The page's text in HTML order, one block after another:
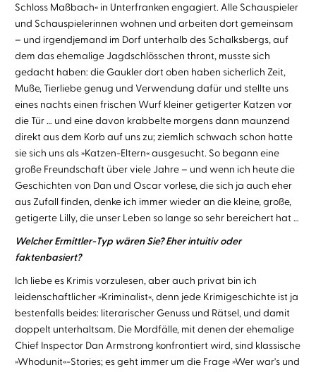
Schloss Maßbach« in Unterfranken engagiert. Alle Schauspieler
und Schauspielerinnen wohnen und arbeiten dort gemeinsam
– und irgendjemand im Dorf unterhalb des Schalksbergs, auf
dem das ehemalige Jagdschlösschen thront, musste sich
gedacht haben: die Gaukler dort oben haben sicherlich Zeit,
Muße, Tierliebe genug und Verwendung dafür und stellte uns
eines nachts einen frischen Wurf kleiner getigerter Katzen vor
die Tür … und eine davon krabbelte morgens dann maunzend
direkt aus dem Korb auf uns zu; ziemlich schwach schon hatte
sie sich uns als »Katzen-Eltern« ausgesucht. So begann eine
große Freundschaft über viele Jahre – und wenn ich heute die
Geschichten von Dan und Oscar vorlese, die sich ja auch eher
aus Zufall finden, denke ich immer wieder an die kleine, große,
getigerte Lilly, die unser Leben so lange so sehr bereichert hat …
Welcher Ermittler-Typ wären Sie? Eher intuitiv oder
faktenbasiert?
Ich liebe es Krimis vorzulesen, aber auch privat bin ich
leidenschaftlicher »Kriminalist«, denn jede Krimigeschichte ist ja
bestenfalls beides: literarischer Genuss und Rätsel, und damit
doppelt unterhaltsam. Die Mordfälle, mit denen der ehemalige
Chief Inspector Dan Armstrong konfrontiert wird, sind klassische
»Whodunit«-Stories; es geht immer um die Frage »Wer war's und